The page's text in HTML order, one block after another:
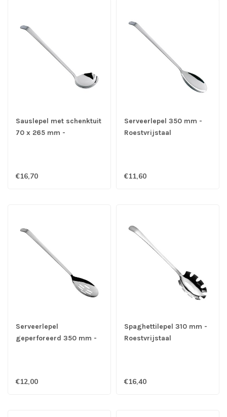
Sauslepel met schenktuit
70 x 265 mm -
€16,70
Serveerlepel 350 mm -
Roestvrijstaal
€11,60
Serveerlepel
geperforeerd 350 mm -
€12,00
Spaghettilepel 310 mm -
Roestvrijstaal
€16,40